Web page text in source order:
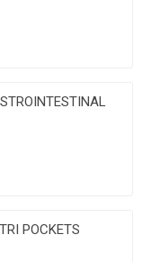
POCKETS